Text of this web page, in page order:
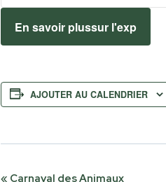
En savoir plussur l'exp
AJOUTER AU CALENDRIER
« Carnaval des Animaux